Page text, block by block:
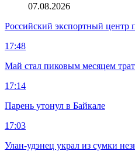
07.08.2026
Российский экспортный центр
17:48
Май стал пиковым месяцем
17:14
Парень утонул в Байкале
17:03
Улан-удэнец украл из сумки